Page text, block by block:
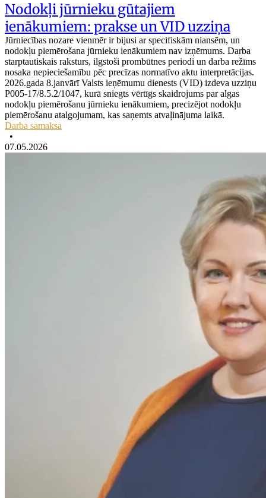
Nodokļi jūrnieku gūtajiem
ienākumiem: prakse un VID uzziņa
Jūrniecības nozare vienmēr ir bijusi ar specifiskām niansēm, un
nodokļu piemērošana jūrnieku ienākumiem nav izņēmums. Darba
starptautiskais raksturs, ilgstoši prombūtnes periodi un darba režīms
nosaka nepieciešamību pēc precīzas normatīvo aktu interpretācijas.
2026.gada 8.janvārī Valsts ieņēmumu dienests (VID) izdeva uzziņu
P005-17/8.5.2/1047, kurā sniegts vērtīgs skaidrojums par algas
nodokļu piemērošanu jūrnieku ienākumiem, precizējot nodokļu
piemērošanu atalgojumam, kas saņemts atvaļinājuma laikā.
Darba samaksa
•
07.05.2026